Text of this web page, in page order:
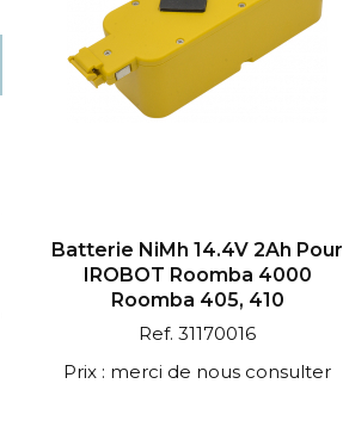
Batterie NiMh 14.4V 2Ah Pour
IROBOT Roomba 4000
Roomba 405, 410
Ref. 31170016
Prix : merci de nous consulter